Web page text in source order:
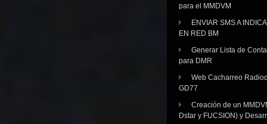
para el MMDVM
ENVIAR SMS A
EN RED BM
Generar Lista de
para DMR
Web Cacharreo
GD77
Creación de un
Dstar y FUCSION) y